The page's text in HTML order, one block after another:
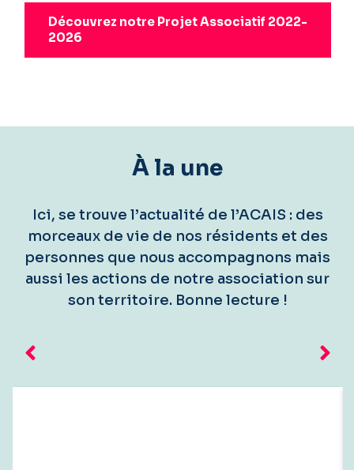
Découvrez notre Projet Associatif 2022-
2026
À la une
Ici, se trouve l’actualité de l’ACAIS : des
morceaux de vie de nos résidents et des
personnes que nous accompagnons mais
aussi les actions de notre association sur
son territoire. Bonne lecture !